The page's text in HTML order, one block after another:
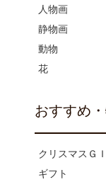
人物画
静物画
動物
花
おすすめ
クリスマスＧ
ギフト